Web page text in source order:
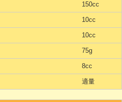
150cc
10cc
10cc
75g
8cc
適量